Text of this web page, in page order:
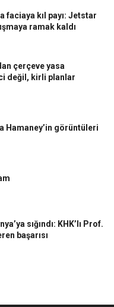
faciaya kıl payı: Jetstar
ramak kaldı
çerçeve yasa
değil, kirli planlar
Hamaney’in görüntüleri
sığındı: KHK’lı Prof.
başarısı